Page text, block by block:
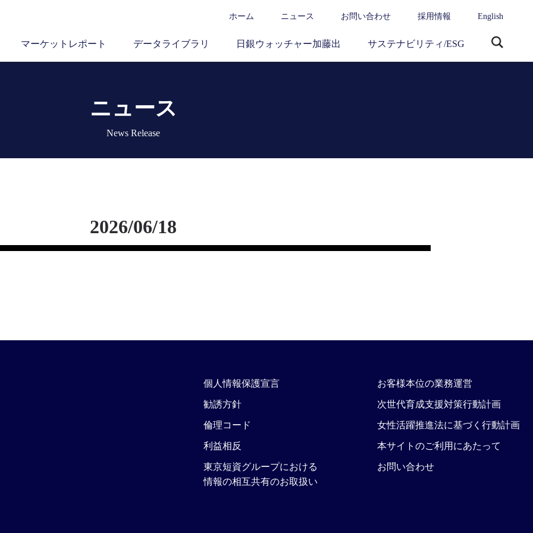
ホーム ニュース お問い合わせ 採用情報 English
マーケットレポート データライブラリ 日銀ウォッチャー加藤出 サステナビリティ/ESG
ニュース
News Release
2026/06/18
個人情報保護宣言
勧誘方針
倫理コード
利益相反
東京短資グループにおける
情報の相互共有のお取扱い
お客様本位の業務運営
次世代育成支援対策行動計画
女性活躍推進法に基づく行動計画
本サイトのご利用にあたって
お問い合わせ